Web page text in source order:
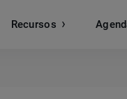
Recursos Buscar